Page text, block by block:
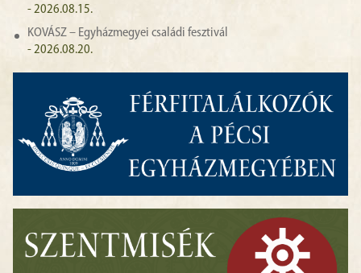
- 2026.08.15.
KOVÁSZ – Egyházmegyei családi fesztivál
- 2026.08.20.